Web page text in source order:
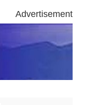
Advertisement